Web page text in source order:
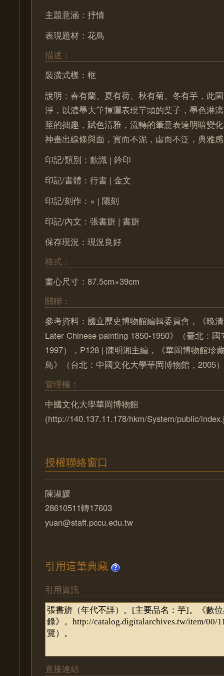
主題意涵：抒情
表現題材：花鳥
描述：
裝潢式樣：框
說明：春有蘭、夏有荷、秋有菊、冬有芋，此
淨，以濃墨大筆揮灑表現芋頭的葉子，墨色淋
莖的拙趣，賦色清雅，流轉的筆意表達明暗變
神畫出線條與面，實而不泥，虛而不泛，典雅
印記/類別：款識 | 鈐印
印記/書體：行書 | 金文
印記/刻作：× | 陽刻
印記/內文：張書旂 | 書旂
保存現況：現況良好
格式：
畫心尺寸：87.5cm×39cm
關聯：
參考資料：國立歷史博物館編輯委員會，《晚
Later Chinese painting 1850-1950》（臺北：
1997），P128 | 陳明湘主編，《華岡博物館珍
鳥》（台北：中國文化大學華岡博物館，2005
管理權：
中國文化大學華岡博物館
(http://140.137.11.178/hkm/System/public/
授權聯絡窗口
陳淑媛
28610511轉17603
yuan@staff.pccu.edu.tw
引用這筆典藏
引用資訊
直接連結